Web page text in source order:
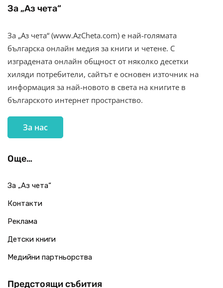
За „Аз чета“
За „Аз чета“ (www.AzCheta.com) е най-голямата
българска онлайн медия за книги и четене. С
изградената онлайн общност от няколко десетки
хиляди потребители, сайтът е основен източник на
информация за най-новото в света на книгите в
българското интернет пространство.
За нас
Още…
За „Аз чета“
Контакти
Реклама
Детски книги
Медийни партньорства
Предстоящи събития